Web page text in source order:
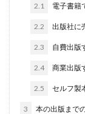
2.1 電子書籍
2.2 出版社に
2.3 自費出版
2.4 商業出版
2.5 セルフ製
3 本の出版まで